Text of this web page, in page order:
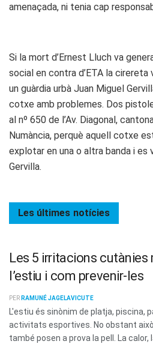
amenaçada, ni tenia cap
Si la mort d’Ernest Lluch va
social en contra d’ETA la cirereta
un guàrdia urbà Juan Miguel
cotxe amb problemes. Dos
al nº 650 de l’Av. Diagonal,
Numància, perquè aquell cotxe
explotar en una o altra banda i es
Gervilla.
Les últimes notícies
Les 5 irritacions
l’estiu i com prevenir-les
PER RAMUNÉ JAGELAVICUTE
L'estiu és sinònim de platja, piscina,
activitats esportives. No obstant
també posen a prova la pell. La